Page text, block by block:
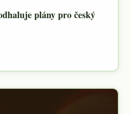
plány pro český